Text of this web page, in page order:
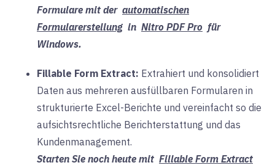
Formulare mit der automatischen
Formularerstellung in Nitro PDF Pro für
Windows.
Fillable Form Extract: Extrahiert und konsolidiert
Daten aus mehreren ausfüllbaren Formularen in
strukturierte Excel-Berichte und vereinfacht so die
aufsichtsrechtliche Berichterstattung und das
Kundenmanagement.
Starten Sie noch heute mit Fillable Form Extract